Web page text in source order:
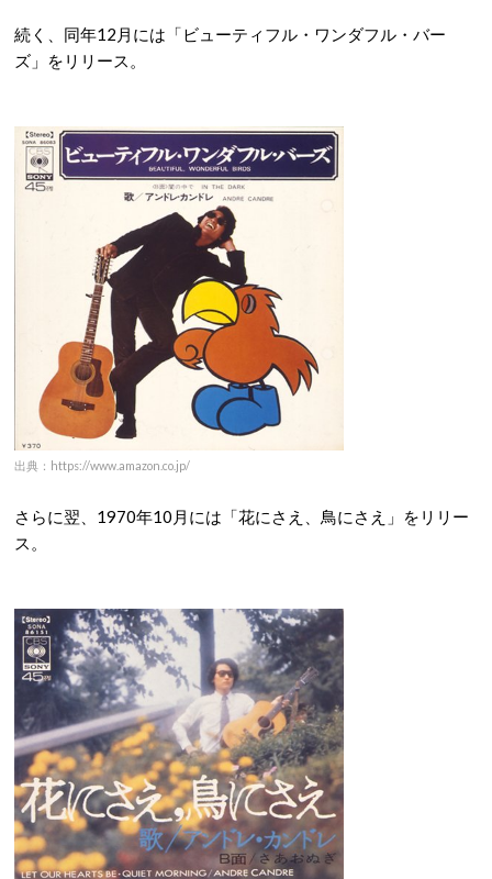
続く、同年12月には「ビューティフル・ワンダフル・バー
ズ」をリリース。
出典：https://www.amazon.co.jp/
さらに翌、1970年10月には「花にさえ、鳥にさえ」をリリー
ス。